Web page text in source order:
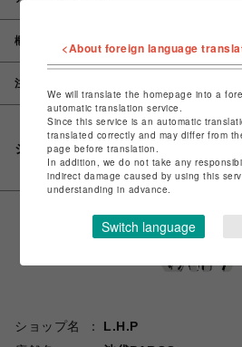
概要
注意事項
シェアする
ショップ名
L.H.P
<About foreign language
We will translate the homepage into a
automatic translation service.
Since this service is an automatic
translated correctly and may differ from
page before translation.
In addition, we do not take any
indirect damage caused by using this
understanding in advance.
Switch language